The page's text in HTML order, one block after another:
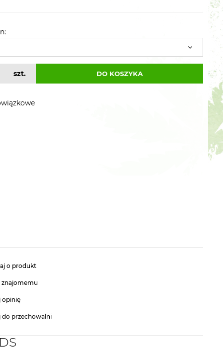
szt. DO KOSZYKA
o produkt
znajomemu
opinię
do przechowalni